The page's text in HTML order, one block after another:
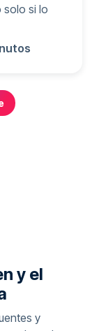
solo si lo
y el
y